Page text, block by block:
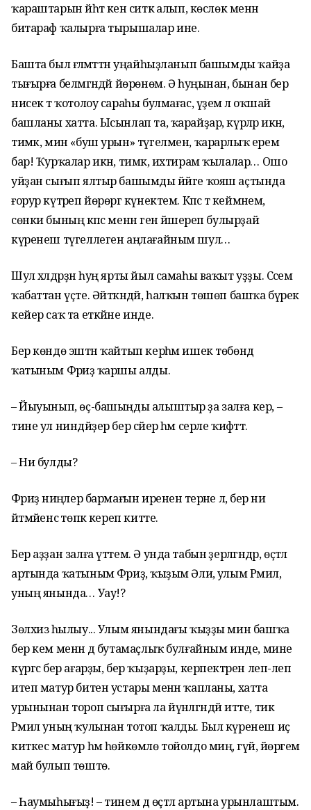
ҡараштарын йәһәт кенә ситкә алып, көслөк менән
битараф ҡалырға тырышалар ине.
Башта был ғәләмәттән уңайһыҙланып башымды ҡайҙа
тығырға белмәгәндәй йөрөнөм. Ә һуңынан, бынан бер
нисек тә ҡотолоу сараһы булмағас, үҙемә лә оҡшай
башланы хатта. Ысынлап та, ҡарайҙар, күрәләр икән,
тимәк, мин «буш урын» түгелмен, ҡарарлыҡ ерем
бар! Ҡурҡалар икән, тимәк, ихтирам ҡылалар… Ошо
уйҙан сығып ялтыр башымды йәйге ҡояш аҫтында
ғорур күтәреп йөрөргә күнектем. Кәпәс тә кеймәнем,
сөнки бының кәпәс менән генә йәшереп булырҙай
күренеш түгеллеген аңлағайным шул…
Шул хәлдәрҙән һуң ярты йыл самаһы ваҡыт уҙҙы. Сәсем
ҡабаттан үҫте. Әйткәндәй, һалҡын төшөп башҡа бүрек
кейер саҡ та еткәйне инде.
Бер көндө эштән ҡайтып керһәм ишек төбөндә
ҡатыным Фәриҙә ҡаршы алды.
– Йыуынып, өҫ-башыңды алыштыр ҙа залға кер, –
тине ул ниндәйҙер бер сәйер һәм серле ҡиәфәттә.
– Ни булды?
Фәриҙә ниңәлер бармағын ирененә терәне лә, бер ни
әйтмәйенсә төпкә кереп китте.
Бер аҙҙан залға үттем. Ә унда табын әҙерләгәндәр, өҫтәл
артында ҡатыным Фәриҙә, ҡыҙым Әлиә, улым Рәмил, ә
уның янында… Уау!?
Зөлхизә һылыу... Улым янындағы ҡыҙҙы мин башҡа
бер кем менән дә бутамаҫлыҡ булғайным инде, мине
күргәс бер ағарҙы, бер ҡыҙарҙы, керпектәрен леп-леп
итеп матур битен устары менән ҡапланы, хатта
урынынан тороп сығырға ла йүнәлгәндәй итте, тик
Рәмил уның ҡулынан тотоп ҡалды. Был күренеш иҫ
киткес матур һәм һөйкөмлө тойолдо миңә, гүйә, йөрәгемә
май булып төштө.
– Һаумыһығыҙ! – тинем дә өҫтәл артына урынлаштым.